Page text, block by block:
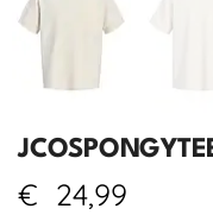
€ 24,99